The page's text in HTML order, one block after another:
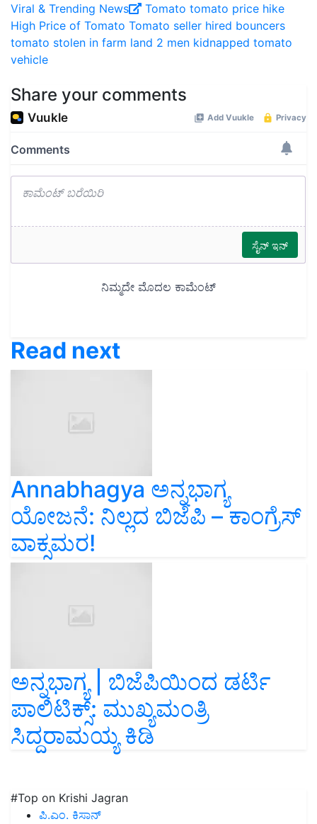
Viral ‍& Trending News Tomato tomato price hike
High Price of Tomato Tomato seller hired bouncers
tomato stolen in farm land 2 men kidnapped tomato
vehicle
Share your comments
Read next
Annabhagya ಅನ್ನಭಾಗ್ಯ
ಯೋಜನೆ: ನಿಲ್ಲದ ಬಿಜೆಪಿ – ಕಾಂಗ್ರೆಸ್‌
ವಾಕ್ಸಮರ!
ಅನ್ನಭಾಗ್ಯ | ಬಿಜೆಪಿಯಿಂದ ಡರ್ಟಿ
ಪಾಲಿಟಿಕ್ಸ್: ಮುಖ್ಯಮಂತ್ರಿ
ಸಿದ್ದರಾಮಯ್ಯ ಕಿಡಿ
#Top on Krishi Jagran
ಪಿ.ಎಂ. ಕಿಸಾನ್